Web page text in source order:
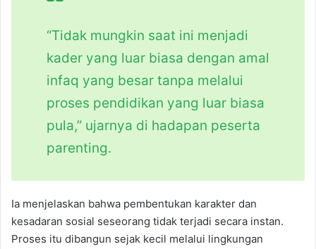
“Tidak mungkin saat ini menjadi
kader yang luar biasa dengan amal
infaq yang besar tanpa melalui
proses pendidikan yang luar biasa
pula,” ujarnya di hadapan peserta
parenting.
Ia menjelaskan bahwa pembentukan karakter dan
kesadaran sosial seseorang tidak terjadi secara instan.
Proses itu dibangun sejak kecil melalui lingkungan